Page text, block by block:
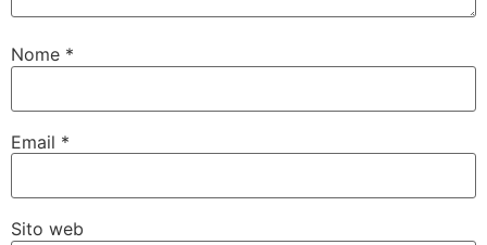
Nome *
Email *
Sito web